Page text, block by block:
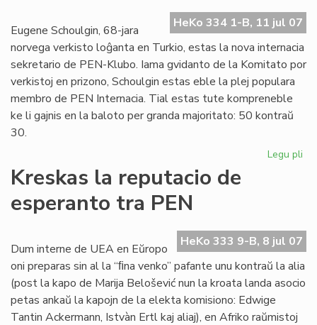
HeKo 334 1-B, 11 jul 07
Eugene Schoulgin, 68-jara
norvega verkisto loĝanta en Turkio, estas la nova internacia
sekretario de PEN-Klubo. Iama gvidanto de la Komitato por
verkistoj en prizono, Schoulgin estas eble la plej populara
membro de PEN Internacia. Tial estas tute kompreneble
ke li gajnis en la baloto per granda majoritato: 50 kontraŭ
30.
Legu pli
Kreskas la reputacio de
esperanto tra PEN
HeKo 333 9-B, 8 jul 07
Dum interne de UEA en Eŭropo
oni preparas sin al la “ﬁna venko” pafante unu kontraŭ la alia
(post la kapo de Marija Belošević nun la kroata landa asocio
petas ankaŭ la kapojn de la elekta komisiono: Edwige
Tantin Ackermann, Istvàn Ertl kaj aliaj), en Afriko raŭmistoj